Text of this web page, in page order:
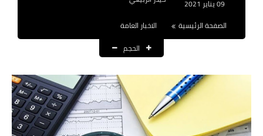
العقود والاجور اليومية
الرواتب
القروض والسلف
الصفحة الرئيسية
الاخبار العامة
الحجم